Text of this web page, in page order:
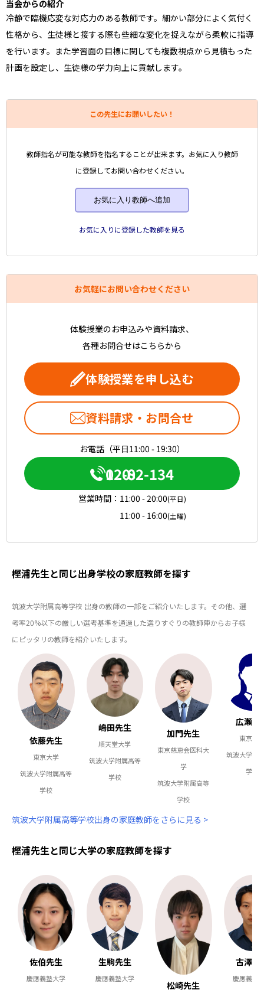
当会からの紹介
冷静で臨機応変な対応力のある教師です。細かい部分によく気付く
性格から、生徒様と接する際も些細な変化を捉えながら柔軟に指導
を行います。また学習面の目標に関しても複数視点から見積もった
計画を設定し、生徒様の学力向上に貢献します。
この先生にお願いしたい！
教師指名が可能な教師を指名することが出来ます。お気に入り教師
に登録してお問い合わせください。
お気に入り教師へ追加
お気に入りに登録した教師を見る
お気軽にお問い合わせください
体験授業のお申込みや資料請求、
各種お問合せはこちらから
体験授業を申し込む
資料請求・お問合せ
お電話（平日11:00 - 19:30）
0120-082-134
営業時間： 11:00 - 20:00(平日)
11:00 - 16:00(土曜)
樫浦先生と同じ出身学校の家庭教師を探す
筑波大学附属高等学校 出身の教師の一部をご紹介いたします。その他、選
考率20%以下の厳しい選考基準を通過した選りすぐりの教師陣からお子様
にピッタリの教師を紹介いたします。
依藤先生
東京大学
筑波大学附属高等
学校
嶋田先生
順天堂大学
筑波大学附属高等
学校
加門先生
東京慈恵会医科大
学
筑波大学附属高等
学校
広瀬先
東京大
筑波大学附
学校
筑波大学附属高等学校出身の家庭教師をさらに見る >
樫浦先生と同じ大学の家庭教師を探す
佐伯先生
慶應義塾大学
生駒先生
慶應義塾大学
松崎先生
古澤先
慶應義塾